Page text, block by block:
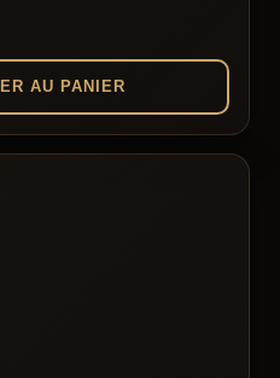
AU PANIER